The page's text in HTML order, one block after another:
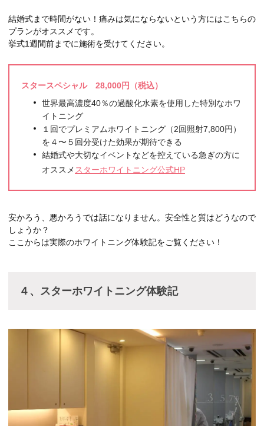
結婚式まで時間がない！痛みは気にならないという方にはこちらの
プランがオススメです。
挙式1週間前までに施術を受けてください。
スタースペシャル 28,000円（税込）
世界最高濃度40％の過酸化水素を使用した特別なホワ
イトニング
１回でプレミアムホワイトニング（2回照射7,800円）
を４〜５回分受けた効果が期待できる
結婚式や大切なイベントなどを控えている急ぎの方に
オススメスターホワイトニング公式HP
安かろう、悪かろうでは話になりません。安全性と質はどうなので
しょうか？
ここからは実際のホワイトニング体験記をご覧ください！
４、スターホワイトニング体験記